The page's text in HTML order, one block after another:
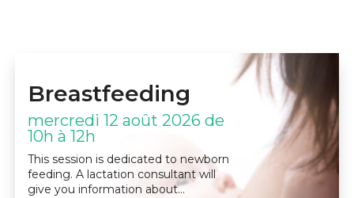
Breastfeeding
mercredi 12 août 2026 de
10h à 12h
This session is dedicated to newborn
feeding. A lactation consultant will
give you information about…